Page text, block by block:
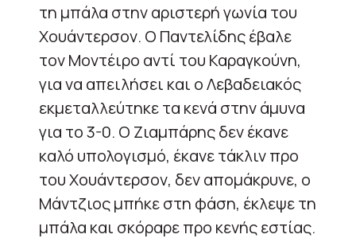
τη μπάλα στην αριστερή γωνία του
Χουάντερσον. Ο Παντελίδης έβαλε
τον Μοντέιρο αντί του Καραγκούνη,
για να απειλήσει και ο Λεβαδειακός
εκμεταλλεύτηκε τα κενά στην άμυνα
για το 3-0. Ο Ζιαμπάρης δεν έκανε
καλό υπολογισμό, έκανε τάκλιν προ
του Χουάντερσον, δεν απομάκρυνε, ο
Μάντζιος μπήκε στη φάση, έκλεψε τη
μπάλα και σκόραρε προ κενής εστίας.